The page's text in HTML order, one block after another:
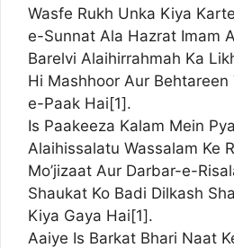
Wasfe Rukh Unka Kiya
e-Sunnat Ala Hazrat Imam
Barelvi Alaihirrahmah Ka
Hi Mashhoor Aur
e-Paak Hai[1].
Is Paakeeza Kalam Mein
Alaihissalatu Wassalam Ke
Mo’jizaat Aur Darbar-e-
Shaukat Ko Badi Dilkash
Kiya Gaya Hai[1].
Aaiye Is Barkat Bhari Naat